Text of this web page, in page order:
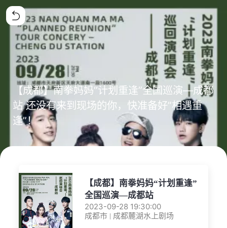
【成都】南拳妈妈“计划重逢”全国巡演—成都
站 还没有来到现场的你，快准备好”相遇重
逢”！
【成都】南拳妈妈“计划重逢”
全国巡演—成都站
2023-09-28 19:30:00
成都市 | 成都麓湖水上剧场